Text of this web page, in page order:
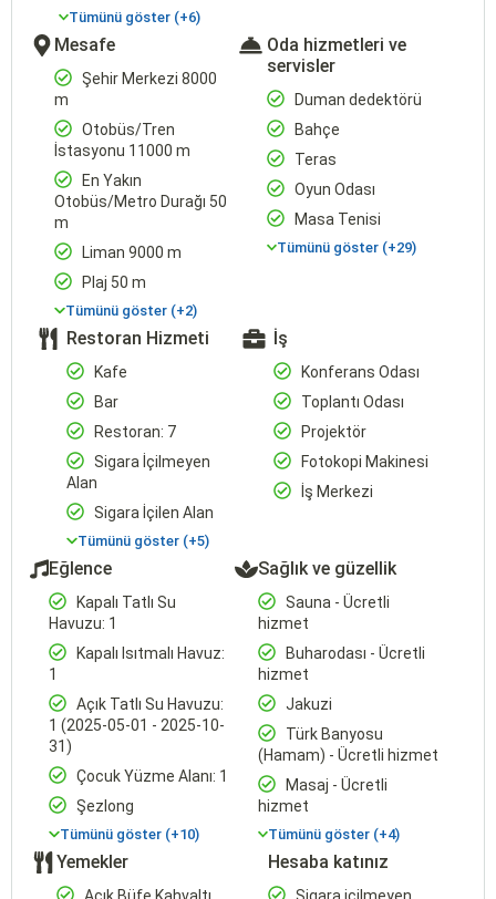
Tümünü göster (+6)
Mesafe
Şehir Merkezi 8000
m
Otobüs/Tren
İstasyonu 11000 m
En Yakın
Otobüs/Metro Durağı 50
m
Liman 9000 m
Plaj 50 m
Tümünü göster (+2)
Oda hizmetleri ve
servisler
Duman dedektörü
Bahçe
Teras
Oyun Odası
Masa Tenisi
Tümünü göster (+29)
Restoran Hizmeti
Kafe
Bar
Restoran: 7
Sigara İçilmeyen
Alan
Sigara İçilen Alan
Tümünü göster (+5)
İş
Konferans Odası
Toplantı Odası
Projektör
Fotokopi Makinesi
İş Merkezi
Eğlence
Kapalı Tatlı Su
Havuzu: 1
Kapalı Isıtmalı Havuz:
1
Açık Tatlı Su Havuzu:
1 (2025-05-01 - 2025-10-
31)
Çocuk Yüzme Alanı: 1
Şezlong
Tümünü göster (+10)
Sağlık ve güzellik
Sauna - Ücretli
hizmet
Buharodası - Ücretli
hizmet
Jakuzi
Türk Banyosu
(Hamam) - Ücretli hizmet
Masaj - Ücretli
hizmet
Tümünü göster (+4)
Yemekler Hesaba katınız